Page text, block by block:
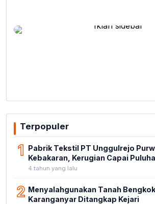
Terpopuler
1 Pabrik Tekstil PT Unggulrejo
Kebakaran, Kerugian Capai
4 tahun yang lalu
2 Menyalahgunakan Tanah
Karanganyar Ditangkap Kejari